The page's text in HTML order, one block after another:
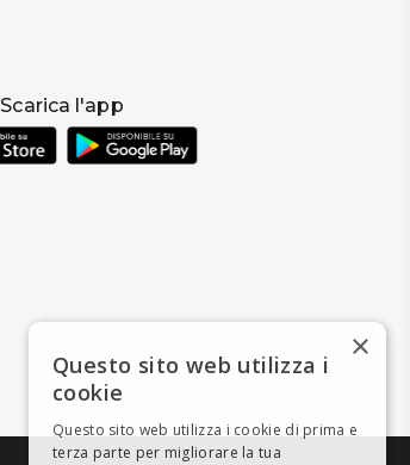
Scarica l'app
×
Questo sito web utilizza i
cookie
Questo sito web utilizza i cookie di prima e
terza parte per migliorare la tua